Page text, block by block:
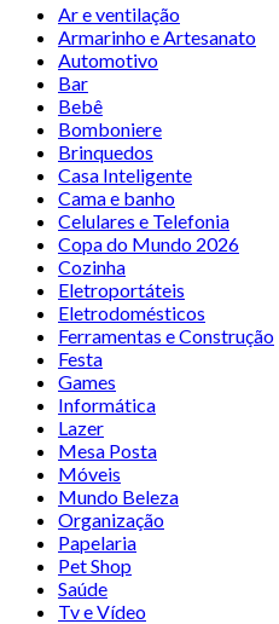
Ar e ventilação
Armarinho e Artesanato
Automotivo
Bar
Bebê
Bomboniere
Brinquedos
Casa Inteligente
Cama e banho
Celulares e Telefonia
Copa do Mundo 2026
Cozinha
Eletroportáteis
Eletrodomésticos
Ferramentas e Construção
Festa
Games
Informática
Lazer
Mesa Posta
Móveis
Mundo Beleza
Organização
Papelaria
Pet Shop
Saúde
Tv e Vídeo